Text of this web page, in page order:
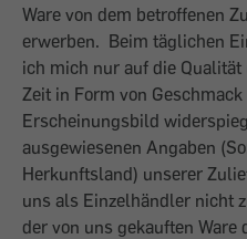
Ware von dem betroffenen
erwerben. Beim täglichen
ich mich nur auf die
Zeit in Form von
Erscheinungsbild
ausgewiesenen Angaben
Herkunftsland) unserer
uns als Einzelhändler nicht
der von uns gekauften